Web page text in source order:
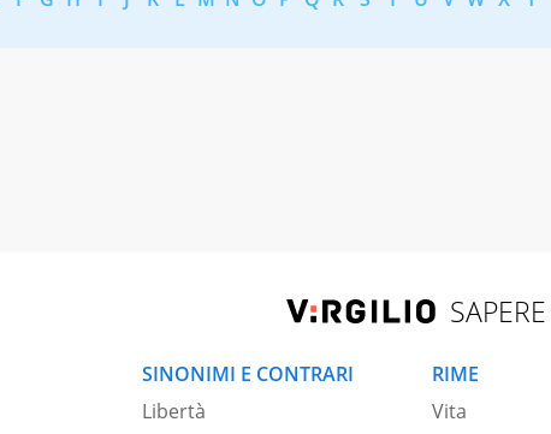
SAPERE
SINONIMI E CONTRARI
Libertà
RIME
Vita